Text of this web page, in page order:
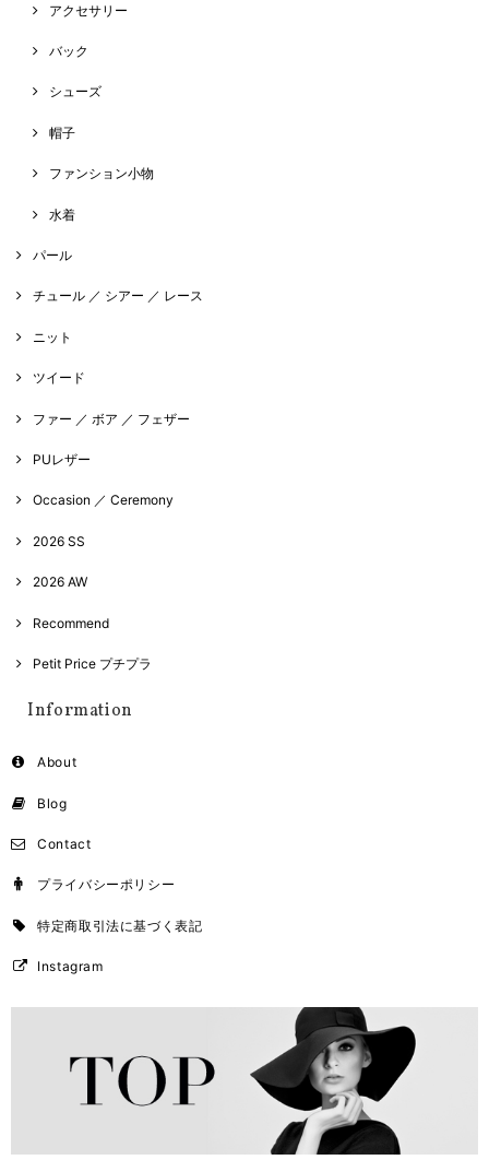
アクセサリー
バック
シューズ
帽子
ファンション小物
水着
パール
チュール ／ シアー ／ レース
ニット
ツイード
ファー ／ ボア ／ フェザー
PUレザー
Occasion ／ Ceremony
2026 SS
2026 AW
Recommend
Petit Price プチプラ
Information
About
Blog
Contact
プライバシーポリシー
特定商取引法に基づく表記
Instagram